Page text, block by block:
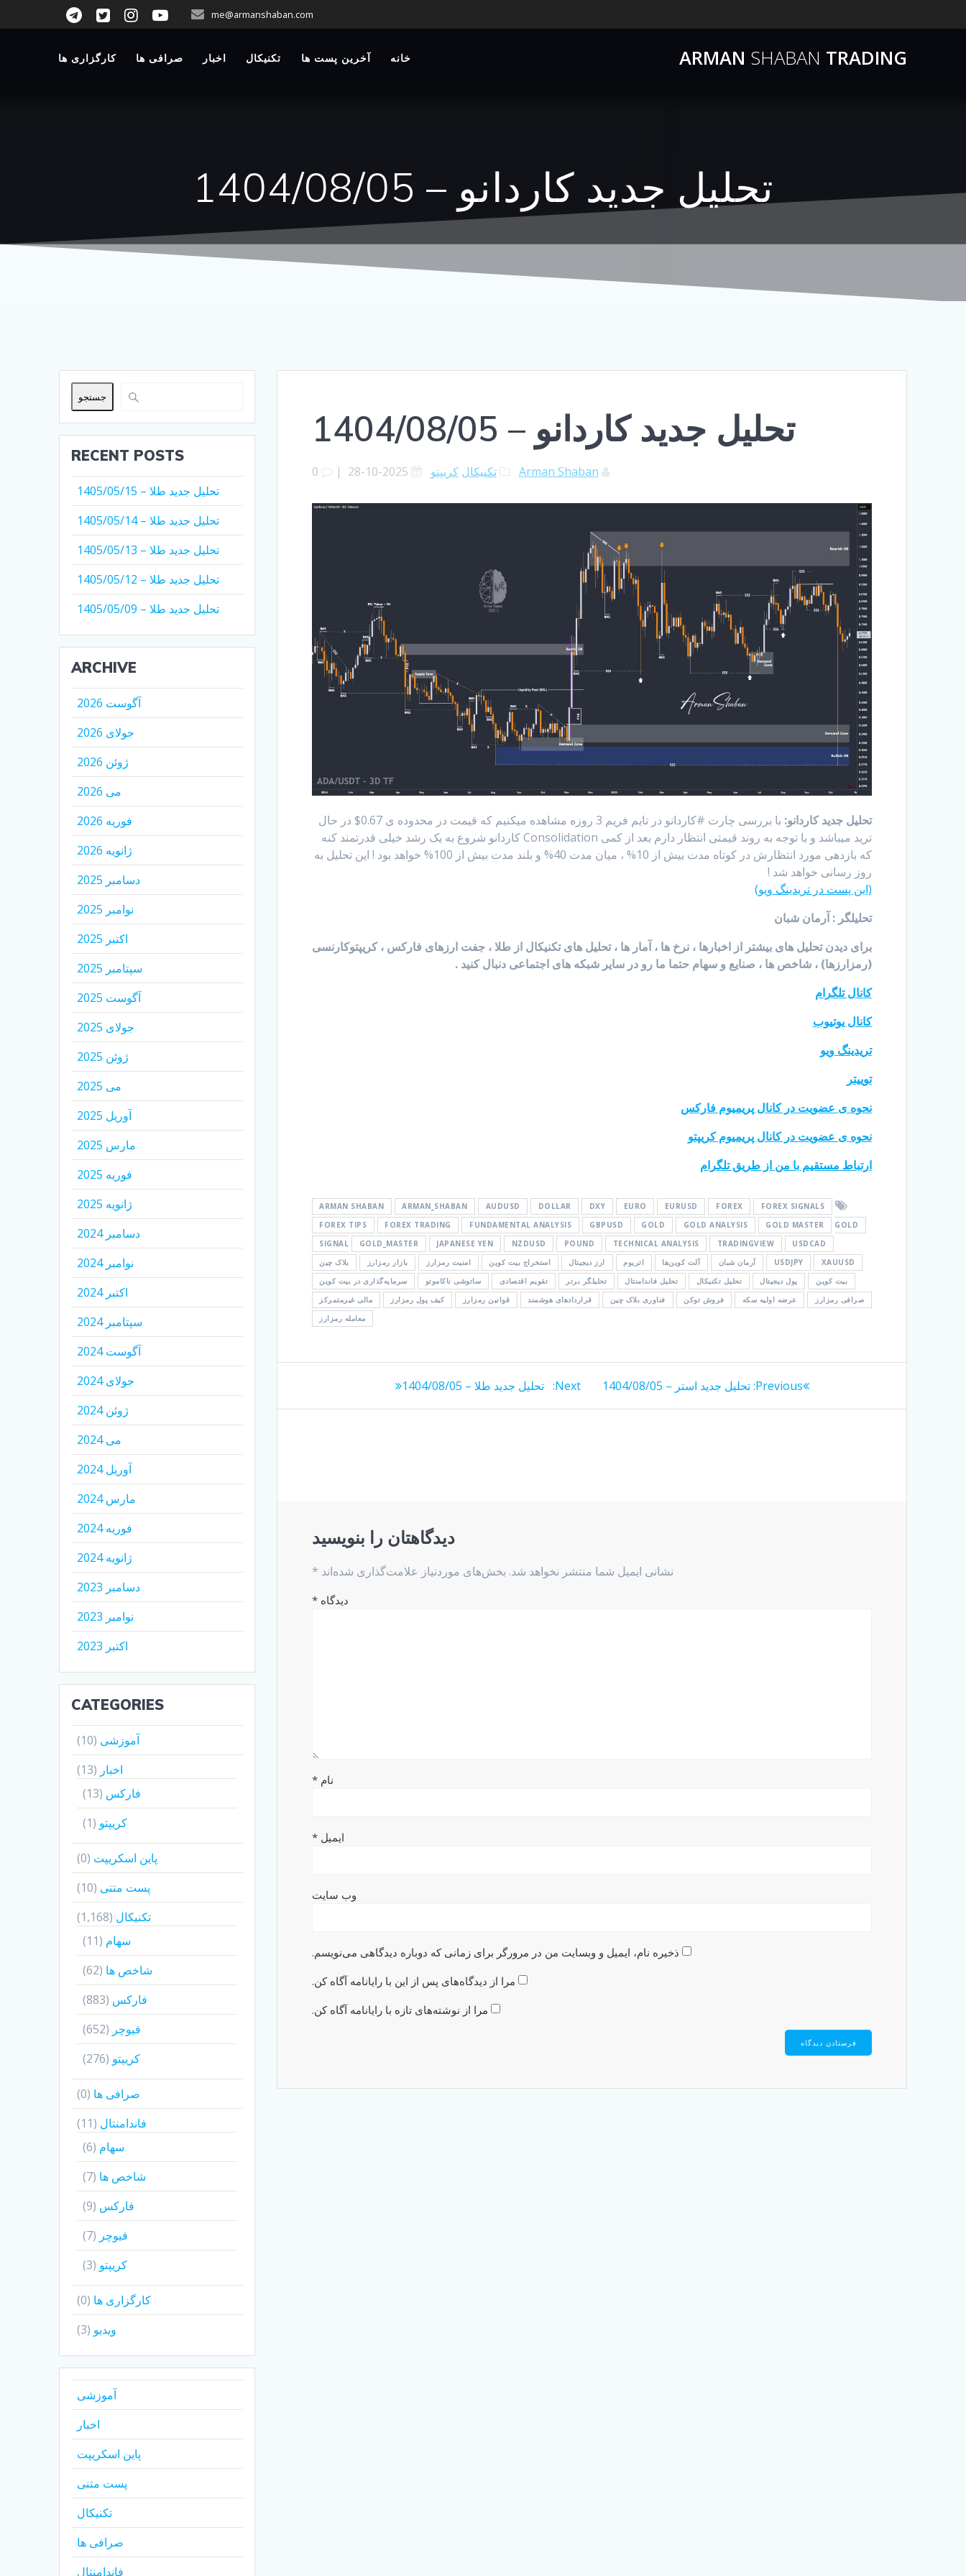
me@armanshaban.com
ARMAN SHABAN TRADING خانه آخرین پست ها تکنیکال اخبار صرافی ها کارگزاری ها
تحلیل جدید کاردانو – 1404/08/05
تحلیل جدید کاردانو – 1404/08/05
Arman Shaban تکنیکال کریپتو 2025-10-28
|
0
تحلیل جدید کاردانو:
با بررسی چارت #کاردانو در تایم فریم 3 روزه مشاهده میکنیم که قیمت در محدوده ی 0.67$ در حال
ترید میباشد و با توجه به روند قیمتی انتظار دارم بعد از کمی Consolidation کاردانو شروع به یک رشد خیلی قدرتمند کنه
که بازدهی مورد انتظارش در کوتاه مدت بیش از 10% ، میان مدت 40% و بلند مدت بیش از 100% خواهد بود ! این تحلیل به
روز رسانی خواهد شد !
(این پست در تریدینگ ویو)
تحلیلگر : آرمان شبان
برای دیدن تحلیل های بیشتر از اخبارها ، نرخ ها ، آمار ها ، تحلیل های تکنیکال از طلا ، جفت ارزهای فارکس ، کریپتوکارنسی
(رمزارزها) ، شاخص ها ، صنایع و سهام حتما ما رو در سایر شبکه های اجتماعی دنبال کنید .
کانال تلگرام
کانال یوتیوب
تریدینگ ویو
توییتر
نحوه ی عضویت در کانال پریمیوم فارکس
نحوه ی عضویت در کانال پریمیوم کریپتو
ارتباط مستقیم با من از طریق تلگرام
ARMAN SHABAN ARMAN_SHABAN AUDUSD DOLLAR DXY EURO EURUSD FOREX
FOREX SIGNALS
FOREX TIPS
FOREX TRADING FUNDAMENTAL ANALYSIS GBPUSD GOLD GOLD ANALYSIS GOLD MASTER
GOLD
SIGNAL
GOLD_MASTER JAPANESE YEN NZDUSD POUND TECHNICAL ANALYSIS TRADINGVIEW
USDCAD
USDJPY
XAUUSD آرمان شبان آلت کوین‌ها اتریوم ارز دیجیتال استخراج بیت کوین امنیت رمزارز بازار رمزارز
بلاک چین
بیت کوین
پول دیجیتال تحلیل تکنیکال تحلیل فاندامنتال تحلیلگر برتر تقویم اقتصادی ساتوشی ناکاموتو
سرمایه‌گذاری در بیت کوین
صرافی رمزارز
عرضه اولیه سکه فروش توکن فناوری بلاک چین قراردادهای هوشمند قوانین رمزارز کیف پول رمزارز
مالی غیرمتمرکز
معامله رمزارز
نوشته
Previous:
Previous
تحلیل جدید استر – 1404/08/05 Next:
Next
تحلیل جدید طلا – 1404/08/05
دیدگاهتان را بنویسید
نشانی ایمیل شما منتشر نخواهد شد. بخش‌های موردنیاز علامت‌گذاری شده‌اند *
دیدگاه*
نام*
ایمیل*
وب‌ سایت
ذخیره نام، ایمیل و وبسایت من در مرورگر برای زمانی که دوباره دیدگاهی می‌نویسم.
مرا از دیدگاه‌های پس از این با رایانامه آگاه کن.
مرا از نوشته‌های تازه با رایانامه آگاه کن.
جستجو
RECENT POSTS
تحلیل جدید طلا – 1405/05/15
تحلیل جدید طلا – 1405/05/14
تحلیل جدید طلا – 1405/05/13
تحلیل جدید طلا – 1405/05/12
تحلیل جدید طلا – 1405/05/09
ARCHIVE
آگوست 2026
جولای 2026
ژوئن 2026
می 2026
فوریه 2026
ژانویه 2026
دسامبر 2025
نوامبر 2025
اکتبر 2025
سپتامبر 2025
آگوست 2025
جولای 2025
ژوئن 2025
می 2025
آوریل 2025
مارس 2025
فوریه 2025
ژانویه 2025
دسامبر 2024
نوامبر 2024
اکتبر 2024
سپتامبر 2024
آگوست 2024
جولای 2024
ژوئن 2024
می 2024
آوریل 2024
مارس 2024
فوریه 2024
ژانویه 2024
دسامبر 2023
نوامبر 2023
اکتبر 2023
CATEGORIES
آموزشی (10)
اخبار (13)
فارکس (13)
کریپتو (1)
پاین اسکریپت (0)
پست متنی (10)
تکنیکال (1,168)
سهام (11)
شاخص ها (62)
فارکس (883)
فیوچر (652)
کریپتو (276)
صرافی ها (0)
فاندامنتال (11)
سهام (6)
شاخص ها (7)
فارکس (9)
فیوچر (7)
کریپتو (3)
کارگزاری ها (0)
ویدیو (3)
آموزشی
اخبار
پاین اسکریپت
پست متنی
تکنیکال
صرافی ها
فاندامنتال